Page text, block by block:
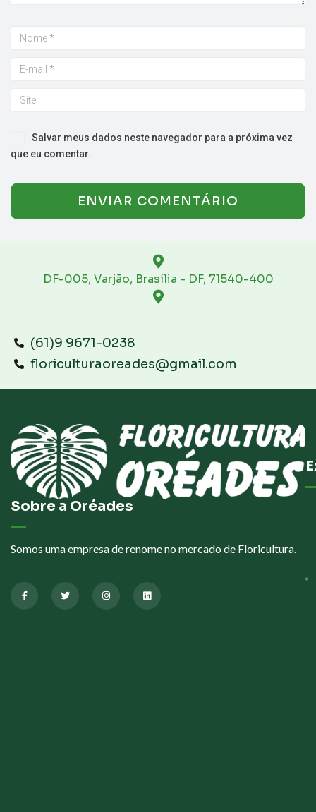
Salvar meus dados neste navegador para a próxima vez
que eu comentar.
DF-005, Varjão, Brasília - DF, 71540-400
(61)9 9671-0238
floriculturaoreades@gmail.com
Sobre a Oréades
Somos uma empresa de renome no mercado de Floricultura.